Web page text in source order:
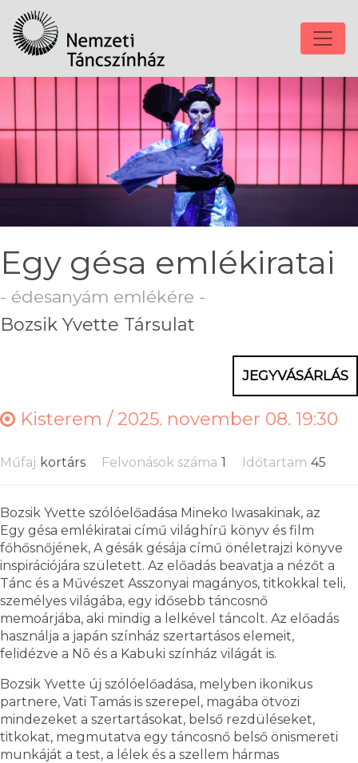
Egy gésa emlékiratai
- édesanyám emlékére -
Bozsik Yvette Társulat
JEGYVÁSÁRLÁS
Kisterem /2025. november 08. 19:30
Műfaj kortárs Felvonások száma 1 Időtartam 45
Bozsik Yvette szólóelőadása Mineko Iwasakinak, az
Egy gésa emlékiratai című világhírű könyv és film
főhősnőjének, A gésák gésája című önéletrajzi könyve
inspirációjára született. Az előadás beavatja a nézőt a
Tánc és a Művészet Asszonyai magányos, titkokkal teli,
személyes világába, egy idősebb táncosnő
memoárjába, aki mindig a lelkével táncolt. Az előadás
használja a japán színház szertartásos elemeit,
felidézve a Nō és a Kabuki színház világát is.
Bozsik Yvette új szólóelőadása, melyben ikonikus
partnere, Vati Tamás is szerepel, magába ötvözi
mindezeket a szertartásokat, belső rezdüléseket,
titkokat, megmutatva egy táncosnő belső önismereti
munkáját a test, a lélek és a szellem hármas